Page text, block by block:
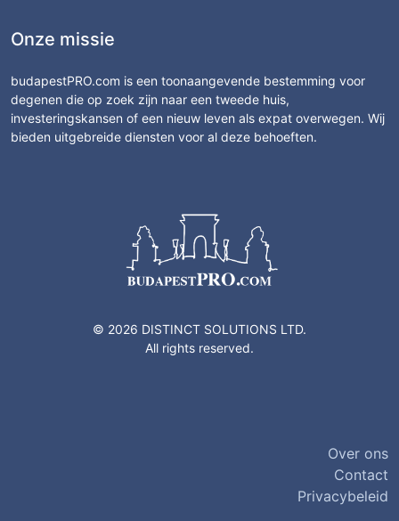
Onze missie
budapestPRO.com is een toonaangevende bestemming voor
degenen die op zoek zijn naar een tweede huis,
investeringskansen of een nieuw leven als expat overwegen. Wij
bieden uitgebreide diensten voor al deze behoeften.
© 2026 DISTINCT SOLUTIONS LTD.
All rights reserved.
Over ons
Contact
Privacybeleid